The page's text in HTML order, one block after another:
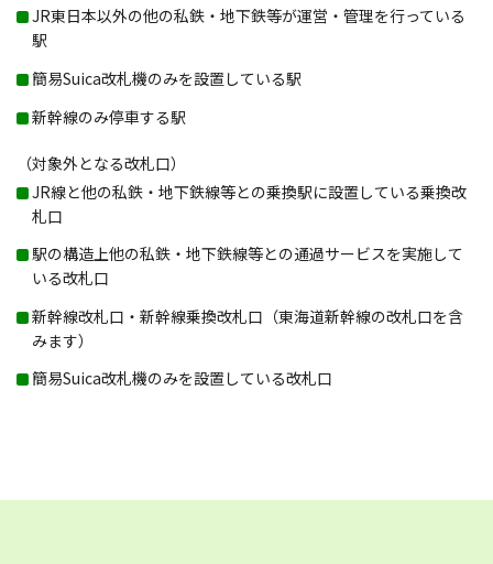
JR東日本以外の他の私鉄・地下鉄等が運営・管理を行っている
駅
簡易Suica改札機のみを設置している駅
新幹線のみ停車する駅
（対象外となる改札口）
JR線と他の私鉄・地下鉄線等との乗換駅に設置している乗換改
札口
駅の構造上他の私鉄・地下鉄線等との通過サービスを実施して
いる改札口
新幹線改札口・新幹線乗換改札口（東海道新幹線の改札口を含
みます）
簡易Suica改札機のみを設置している改札口